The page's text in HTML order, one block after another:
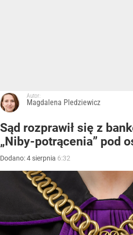
Autor:
Magdalena Pledziewicz
Sąd rozprawił się z
„Niby-potrącenia” pod
Dodano:4 sierpnia 6:32